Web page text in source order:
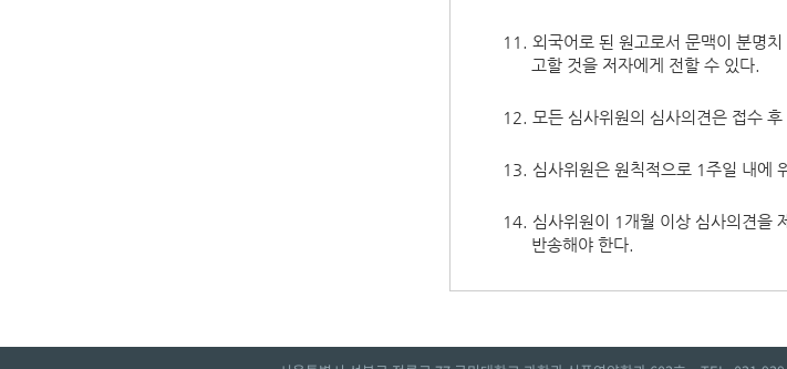
11. 외국어로 된 원고로서 문맥이 분명
고할 것을 저자에게 전할 수 있다.
12. 모든 심사위원의 심사의견은 접수
13. 심사위원은 원칙적으로 1주일 내에
14. 심사위원이 1개월 이상 심사의견을
반송해야 한다.